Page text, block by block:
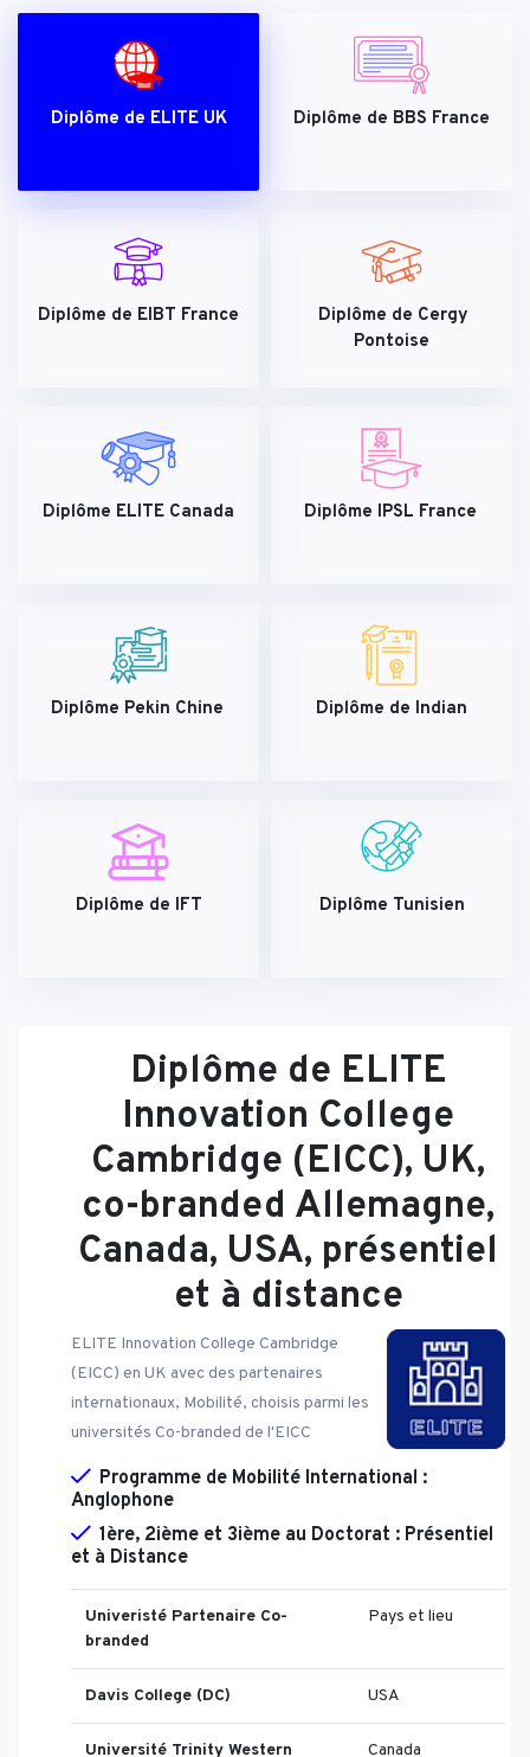
Diplôme de ELITE UK Diplôme de BBS France
Diplôme de EIBT France
Diplôme de Cergy
Pontoise
Diplôme ELITE Canada Diplôme IPSL France
Diplôme Pekin Chine Diplôme de Indian
Diplôme de IFT Diplôme Tunisien
Diplôme de ELITE
Innovation College
Cambridge (EICC), UK,
co-branded Allemagne,
Canada, USA, présentiel
et à distance
ELITE Innovation College Cambridge
(EICC) en UK avec des partenaires
internationaux, Mobilité, choisis parmi les
universités Co-branded de l'EICC
Programme de Mobilité International :
Anglophone
1ère, 2ième et 3ième au Doctorat : Présentiel
et à Distance
Univeristé Partenaire Co-
branded
Pays et lieu
Davis College (DC) USA
Université Trinity Western
Canada